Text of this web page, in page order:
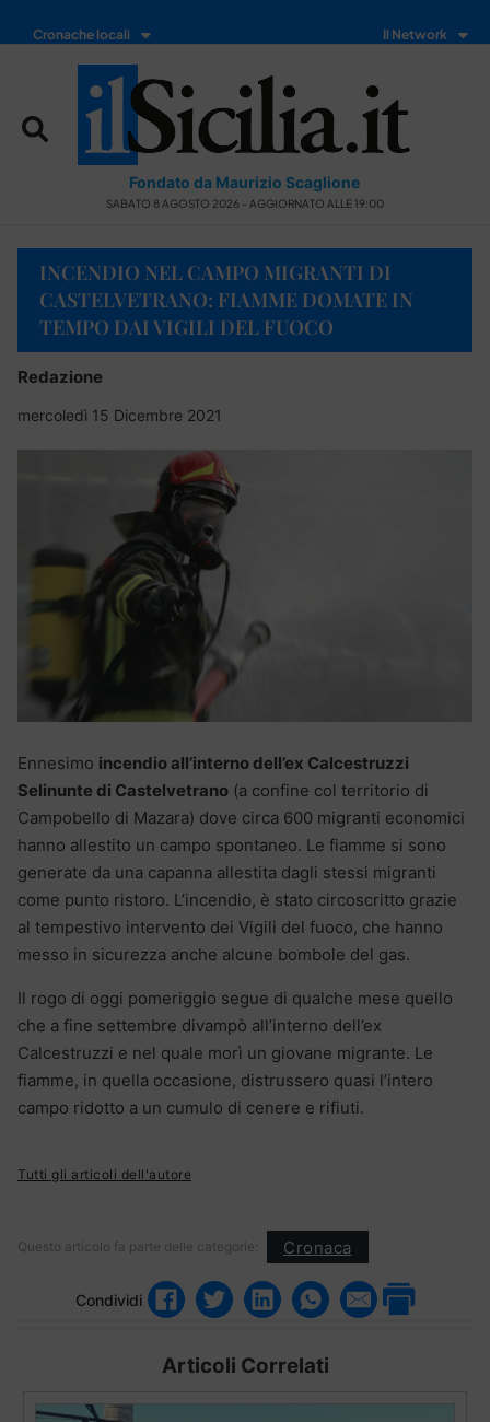
Cronache locali Il Network
Fondato da Maurizio Scaglione
SABATO 8 AGOSTO 2026 - AGGIORNATO ALLE 19:00
INCENDIO NEL CAMPO MIGRANTI DI
CASTELVETRANO: FIAMME DOMATE IN
TEMPO DAI VIGILI DEL FUOCO
Redazione
mercoledì 15 Dicembre 2021
Ennesimo incendio all’interno dell’ex Calcestruzzi
Selinunte di Castelvetrano (a confine col territorio di
Campobello di Mazara) dove circa 600 migranti economici
hanno allestito un campo spontaneo. Le fiamme si sono
generate da una capanna allestita dagli stessi migranti
come punto ristoro. L’incendio, è stato circoscritto grazie
al tempestivo intervento dei Vigili del fuoco, che hanno
messo in sicurezza anche alcune bombole del gas.
Il rogo di oggi pomeriggio segue di qualche mese quello
che a fine settembre divampò all’interno dell’ex
Calcestruzzi e nel quale morì un giovane migrante. Le
fiamme, in quella occasione, distrussero quasi l’intero
campo ridotto a un cumulo di cenere e rifiuti.
Tutti gli articoli dell'autore
Questo articolo fa parte delle categorie: Cronaca
Condividi
Articoli Correlati